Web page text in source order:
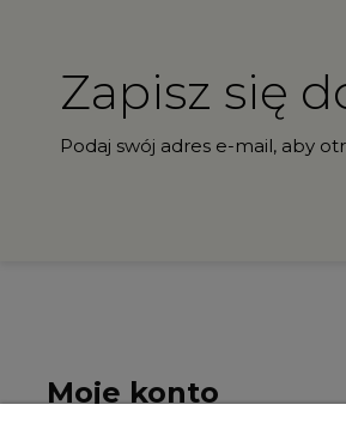
Zapisz się
Podaj swój adres e-mail, aby
Moje konto